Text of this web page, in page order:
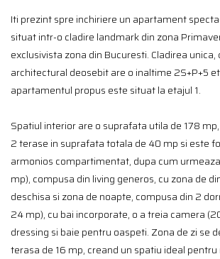
Iti prezint spre inchiriere un apartament
situat intr-o cladire landmark din zona
exclusivista zona din Bucuresti. Cladirea unica,
architectural deosebit are o inaltime 2S+P+5
apartamentul propus este situat la etajul 1.
Spatiul interior are o suprafata utila de 178
2 terase in suprafata totala de 40 mp si este
armonios compartimentat, dupa cum
mp), compusa din living generos, cu zona de
deschisa si zona de noapte, compusa din 2
24 mp), cu bai incorporate, o a treia camera
dressing si baie pentru oaspeti. Zona de zi se
terasa de 16 mp, creand un spatiu ideal